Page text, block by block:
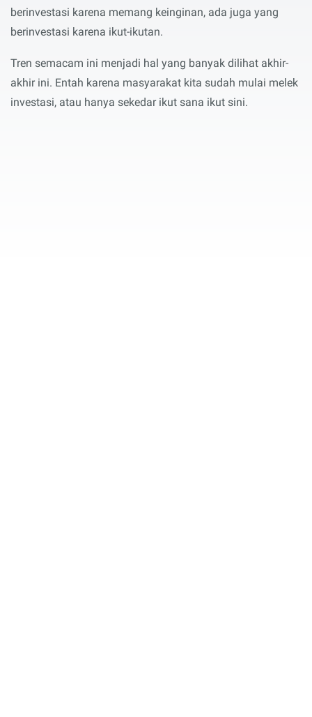
berinvestasi karena memang keinginan, ada juga yang
berinvestasi karena ikut-ikutan.
Tren semacam ini menjadi hal yang banyak dilihat akhir-
akhir ini. Entah karena masyarakat kita sudah mulai melek
investasi, atau hanya sekedar ikut sana ikut sini.